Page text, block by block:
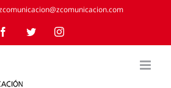
FacebookTwitterInstagram